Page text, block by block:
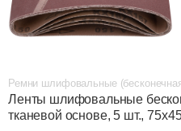
Ремни шлифовальные
Ленты шлифовальные
тканевой основе, 5 шт.,